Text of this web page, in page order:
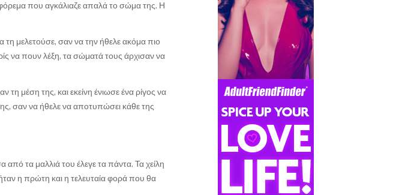
που αγκάλιαζε απαλά το σώμα της. Η
μελετούσε, σαν να την ήθελε ακόμα πιο
να πουν λέξη, τα σώματά τους άρχισαν να
μέση της, και εκείνη ένιωσε ένα ρίγος να
σαν να ήθελε να αποτυπώσει κάθε της
τα μαλλιά του έλεγε τα πάντα. Τα χείλη
η πρώτη και η τελευταία φορά που θα